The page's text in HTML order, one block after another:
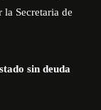
Secretaria de
sin deuda